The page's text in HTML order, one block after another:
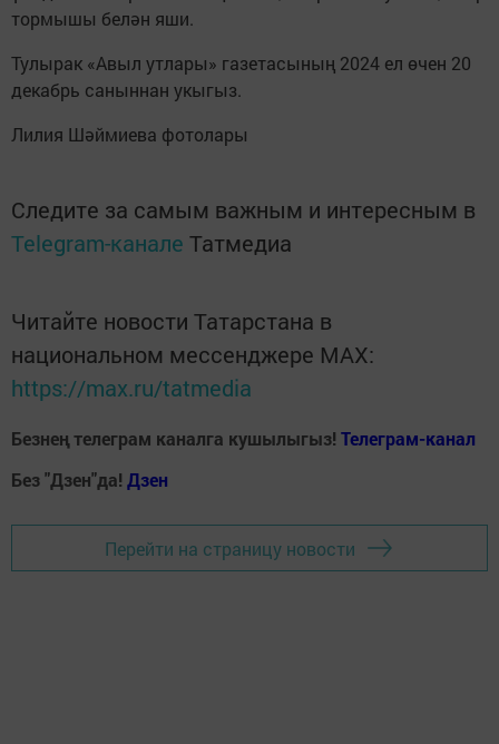
тормышы белән яши.
Тулырак «Авыл утлары» газетасының 2024 ел өчен 20
декабрь саныннан укыгыз.
Лилия Шәймиева фотолары
Следите за самым важным и интересным в
Telegram-канале Татмедиа
Читайте новости Татарстана в
национальном мессенджере MАХ:
https://max.ru/tatmedia
Безнең телеграм каналга кушылыгыз! Телеграм-канал
Без "Дзен"да! Дзен
Перейти на страницу новости